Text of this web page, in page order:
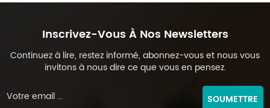
Inscrivez-Vous À Nos Newsletters
Continuez à lire, restez informé, abonnez-vous et nous vous
invitons à nous dire ce que vous en pensez.
SOUMETTRE